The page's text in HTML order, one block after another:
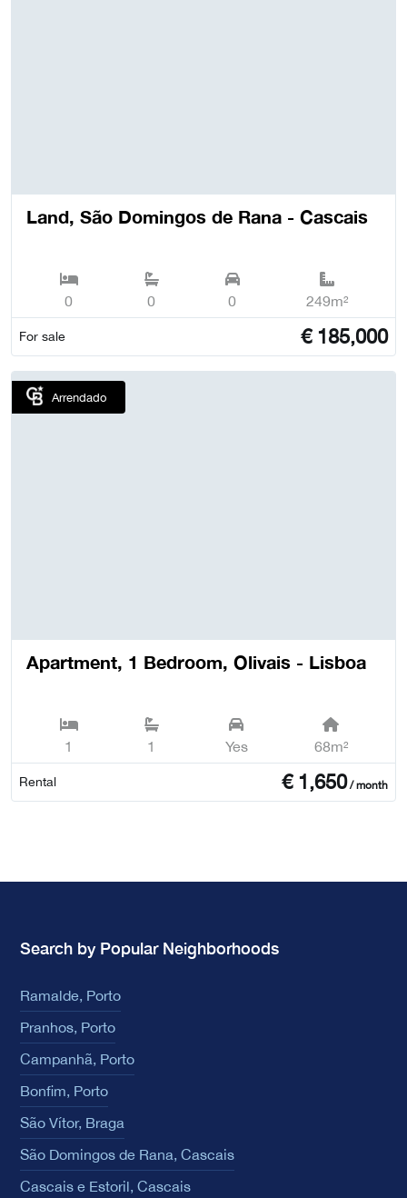
Land, São Domingos de Rana - Cascais
0 0 0 249m²
For sale € 185,000
Arrendado
Apartment, 1 Bedroom, Olivais - Lisboa
1 1 Yes 68m²
Rental € 1,650/ month
Search by Popular Neighborhoods
Ramalde, Porto
Pranhos, Porto
Campanhã, Porto
Bonfim, Porto
São Vítor, Braga
São Domingos de Rana, Cascais
Cascais e Estoril, Cascais